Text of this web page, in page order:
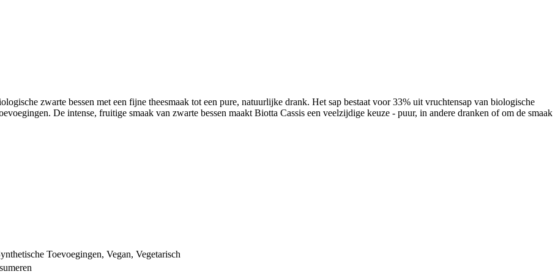
zwarte bessen met een fijne theesmaak tot een pure, natuurlijke drank. Het sap bestaat voor 33% uit vruchtensap van biologische
De intense, fruitige smaak van zwarte bessen maakt Biotta Cassis een veelzijdige keuze - puur, in andere dranken of om de smaak
Toevoegingen, Vegan, Vegetarisch